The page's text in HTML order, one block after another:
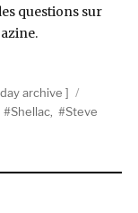
questions sur
»
archive
Shellac,
Steve